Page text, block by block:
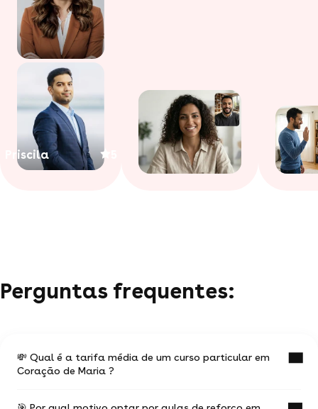
Priscila
Perguntas frequentes:
💸 Qual é a tarifa média de um curso particular em
Coração de Maria ?